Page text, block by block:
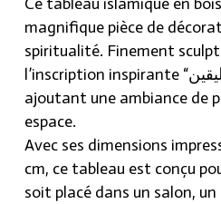
magnifique pièce de
spiritualité. Finement
l’inscription inspirante “واعبد ربك حتى يأتيك اليقين”,
ajoutant une ambiance de
espace.
Avec ses dimensions
cm, ce tableau est conçu
soit placé dans un salon,